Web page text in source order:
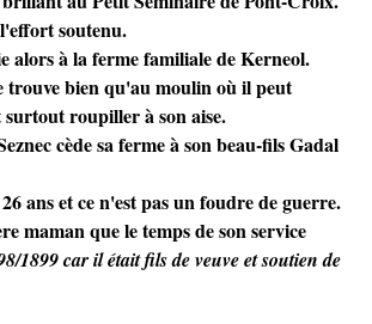
soutenu.
alors à la ferme familiale de Kerneol.
trouve bien qu'au moulin où il peut
roupiller à son aise.
cède sa ferme à son beau-fils Gadal
ans et ce n'est pas un foudre de guerre.
maman que le temps de son service
1899 car il était fils de veuve et soutien de